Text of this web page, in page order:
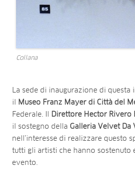
Collana
La sede di inaugurazione di
il
Museo Franz Mayer di Città del
Federale. Il
Direttore Hector Rivero
il sostegno della Galleria Velvet Da
nell’interesse di realizzare questo
tutti gli artisti che hanno sostenuto
evento.